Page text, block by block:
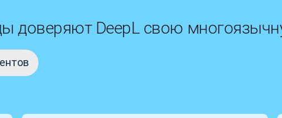
доверяют DeepL свою